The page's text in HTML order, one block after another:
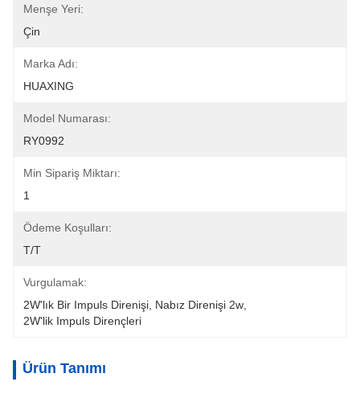
Menşe Yeri:
Çin
Marka Adı:
HUAXING
Model Numarası:
RY0992
Min Sipariş Miktarı:
1
Ödeme Koşulları:
T/T
Vurgulamak:
2W'lık Bir Impuls Direnişi Nabız Direnişi 2w
2W'lik Impuls Dirençleri
Ürün Tanımı